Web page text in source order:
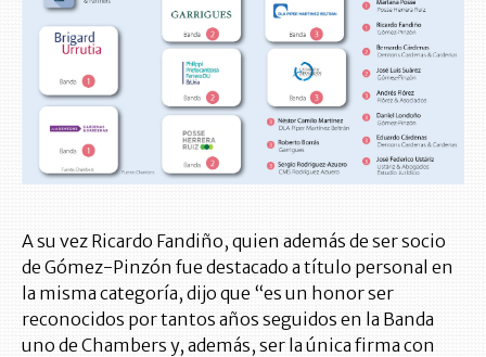
A su vez Ricardo Fandiño, quien además de ser socio
de Gómez-Pinzón fue destacado a título personal en
la misma categoría, dijo que “es un honor ser
reconocidos por tantos años seguidos en la Banda
uno de Chambers y, además, ser la única firma con